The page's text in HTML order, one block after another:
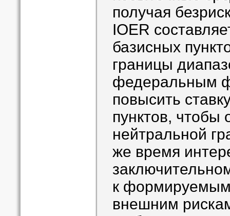
получая
IOER
базисных
границы
федеральным
повысить
пунктов, чтобы
нейтральной
же время
к
внешним